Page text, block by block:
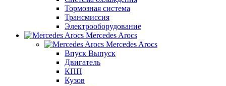
Тормозная система
Трансмиссия
Электрооборудование
Mercedes Arocs
Mercedes Arocs
Впуск Выпуск
Двигатель
КПП
Кузов